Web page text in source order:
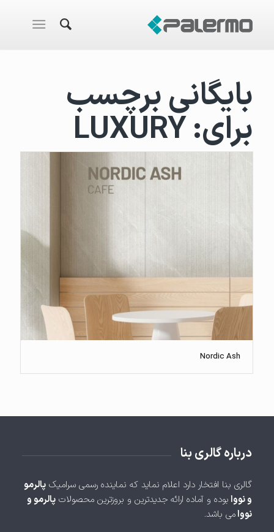
بایگانی برچسب
برای:LUXURY
Nordic Ash
درباره گالری بنا
گالری بنا افتخار دارد اعلام نماید که نماینده رسمی سرامیک پالرمو
و نووابوده و آماده ارائه جدیدترین و بروزترین محصولات پالرمو و
نووامی باشد.